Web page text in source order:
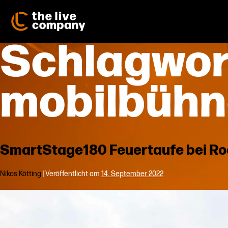
Inhalt
springen
SmartStage180 Feuertaufe bei
Nikos Kötting Veröffentlicht am 14. September 2022